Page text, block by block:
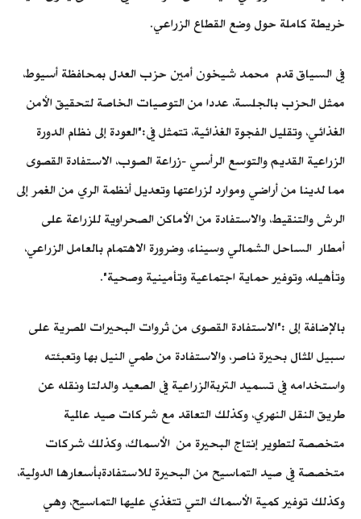
خريطة كاملة حول وضع القطاع الزراعي.
في السياق قدم محمد شيخون أمين حزب العدل بمحافظة أسيوط،
ممثل الحزب بالجلسة، عددا من التوصيات الخاصة لتحقيق الأمن
الغذائي، وتقليل الفجوة الغذائية، تتمثل في:"العودة إلى نظام الدورة
الزراعية القديم والتوسع الرأسي -زراعة الصوب، الاستفادة القصوى
مما لدينا من أراضي وموارد لزراعتها وتعديل أنظمة الري من الغمر إلى
الرش والتنقيط، والاستفادة من الأماكن الصحراوية للزراعة على
أمطار الساحل الشمالي وسيناء، وضرورة الاهتمام بالعامل الزراعي،
وتأهيله، وتوفير حماية اجتماعية وتأمينية وصحية".
بالإضافة إلى :"الاستفادة القصوى من ثروات البحيرات المصرية على
سبيل المثال بحيرة ناصر، والاستفادة من طمي النيل بها وتعبئته
واستخدامه في تسميد التربةالزراعية في الصعيد والدلتا ونقله عن
طريق النقل النهري، وكذلك التعاقد مع شركات صيد عالمية
متخصصة لتطوير إنتاج البحيرة من الأسماك، وكذلك شركات
متخصصة في صيد التماسيح من البحيرة للاستفادةبأسعارها الدولية،
وكذلك توفير كمية الأسماك التي تتغذي عليها التماسيح، وهي